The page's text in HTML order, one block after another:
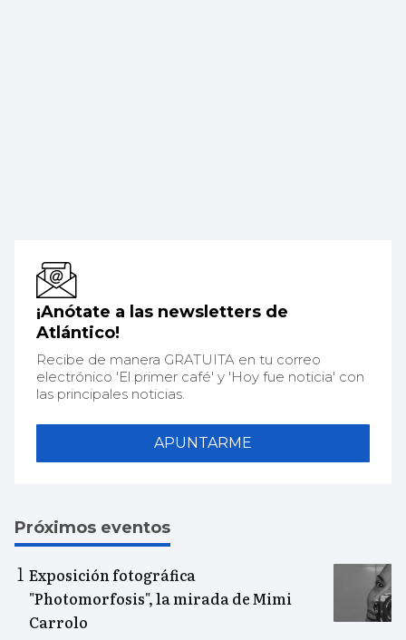
¡Anótate a las newsletters de
Atlántico!
Recibe de manera GRATUITA en tu correo
electrónico 'El primer café' y 'Hoy fue noticia' con
las principales noticias.
APUNTARME
Próximos eventos
Exposición fotográfica
"Photomorfosis", la mirada de Mimi
Carrolo